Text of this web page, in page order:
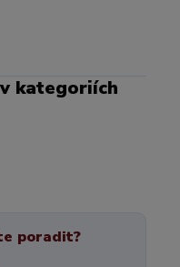
kategoriích
poradit?